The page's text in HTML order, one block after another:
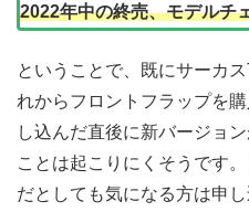
2022年中の終売、モデルチ
ということで、既にサーカ
れからフロントフラップを
し込んだ直後に新バージョ
ことは起こりにくそうです
だとしても気になる方は申